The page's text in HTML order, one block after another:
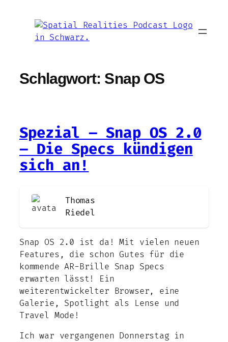
springen
Schlagwort: Snap OS
Spezial – Snap OS 2.0
– Die Specs kündigen
sich an!
Thomas
Riedel
Snap OS 2.0 ist da! Mit vielen neuen
Features, die schon Gutes für die
kommende AR-Brille Snap Specs
erwarten lässt! Ein
weiterentwickelter Browser, eine
Galerie, Spotlight als Lense und
Travel Mode!
Ich war vergangenen Donnerstag in